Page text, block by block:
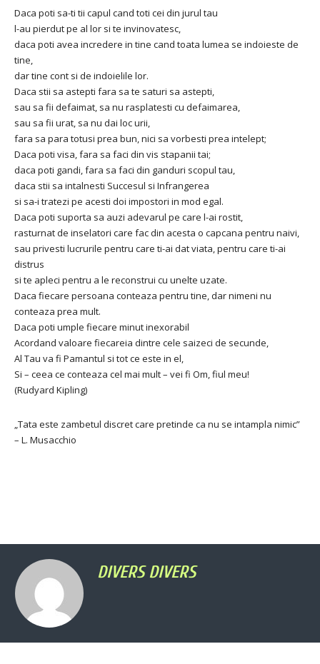
Daca poti sa-ti tii capul cand toti cei din jurul tau
l-au pierdut pe al lor si te invinovatesc,
daca poti avea incredere in tine cand toata lumea se indoieste de
tine,
dar tine cont si de indoielile lor.
Daca stii sa astepti fara sa te saturi sa astepti,
sau sa fii defaimat, sa nu rasplatesti cu defaimarea,
sau sa fii urat, sa nu dai loc urii,
fara sa para totusi prea bun, nici sa vorbesti prea intelept;
Daca poti visa, fara sa faci din vis stapanii tai;
daca poti gandi, fara sa faci din ganduri scopul tau,
daca stii sa intalnesti Succesul si Infrangerea
si sa-i tratezi pe acesti doi impostori in mod egal.
Daca poti suporta sa auzi adevarul pe care l-ai rostit,
rasturnat de inselatori care fac din acesta o capcana pentru naivi,
sau privesti lucrurile pentru care ti-ai dat viata, pentru care ti-ai
distrus
si te apleci pentru a le reconstrui cu unelte uzate.
Daca fiecare persoana conteaza pentru tine, dar nimeni nu
conteaza prea mult.
Daca poti umple fiecare minut inexorabil
Acordand valoare fiecareia dintre cele saizeci de secunde,
Al Tau va fi Pamantul si tot ce este in el,
Si – ceea ce conteaza cel mai mult – vei fi Om, fiul meu!
(Rudyard Kipling)
„Tata este zambetul discret care pretinde ca nu se intampla nimic”
– L. Musacchio
DIVERS DIVERS